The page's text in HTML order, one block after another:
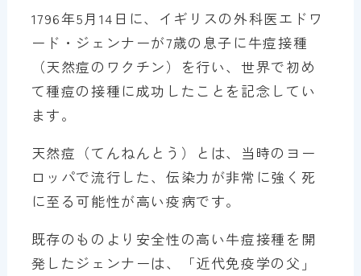
1796年5月14日に、イギリスの外科医エドワ
ード・ジェンナーが7歳の息子に牛痘接種
（天然痘のワクチン）を行い、世界で初め
て種痘の接種に成功したことを記念してい
ます。
天然痘（てんねんとう）とは、当時のヨー
ロッパで流行した、伝染力が非常に強く死
に至る可能性が高い疫病です。
既存のものより安全性の高い牛痘接種を開
発したジェンナーは、「近代免疫学の父」